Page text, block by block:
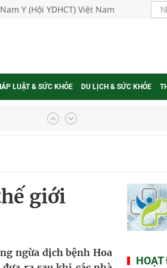
Y (Hội YDHCT) Việt Nam
LUẬT & SỨC KHỎE DU LỊCH & SỨC KHỎE
giới
ngừa dịch bệnh Hoa
HOẠT